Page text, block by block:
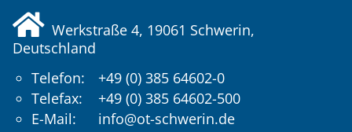
Werkstraße 4, 19061 Schwerin,
Deutschland
Telefon:
+49 (0) 385 64602-0
Telefax:
+49 (0) 385 64602-500
E-Mail:
info@ot-schwerin.de